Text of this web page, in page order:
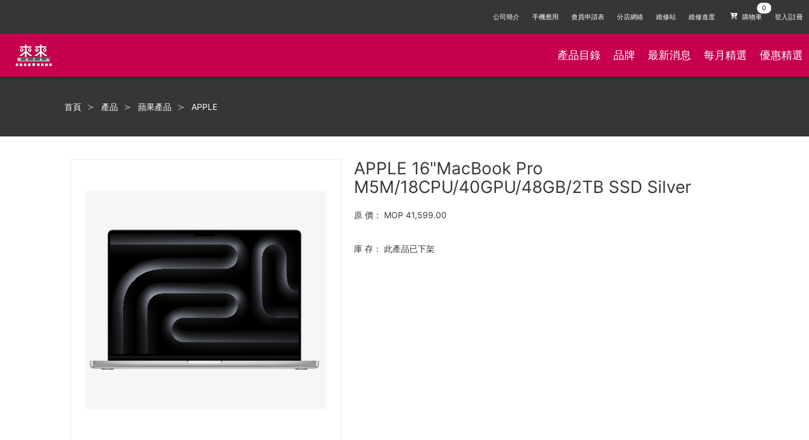
公司簡介 手機應用 會員申請表 分店網絡 維修站 維修進度 購物車 登入|註冊
產品目錄 品牌 最新消息 每月精選 優惠精選
首頁 產品 蘋果產品 APPLE
APPLE 16"MacBook Pro
M5M/18CPU/40GPU/48GB/2TB SSD Silver
原 價： MOP 41,599.00
庫 存： 此產品已下架